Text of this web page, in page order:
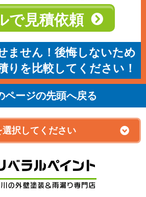
で見積依頼
ません！後悔しないため
りを比較してください！
ページの先頭へ戻る